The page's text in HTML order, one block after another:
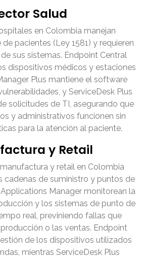
Salud
en Colombia manejan
pacientes (Ley 1581) y requieren
sus sistemas. Endpoint Central
dispositivos médicos y estaciones
Plus mantiene el software
y ServiceDesk Plus
solicitudes de TI, asegurando que
y administrativos funcionen sin
para la atención al paciente.
y Retail
y retail en Colombia
cadenas de suministro y puntos de
Manager monitorean la
y los sistemas de punto de
real, previniendo fallas que
o las ventas. Endpoint
de los dispositivos utilizados
mientras ServiceDesk Plus